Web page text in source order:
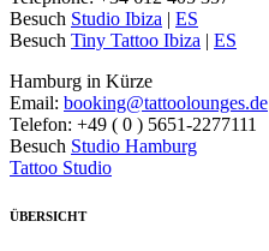
Besuch Studio Ibiza | ES
Besuch Tiny Tattoo Ibiza | ES
Hamburg in Kürze
Email: booking@tattoolounges.de
Telefon: +49 ( 0 ) 5651-2277111
Besuch Studio Hamburg
Tattoo Studio
ÜBERSICHT